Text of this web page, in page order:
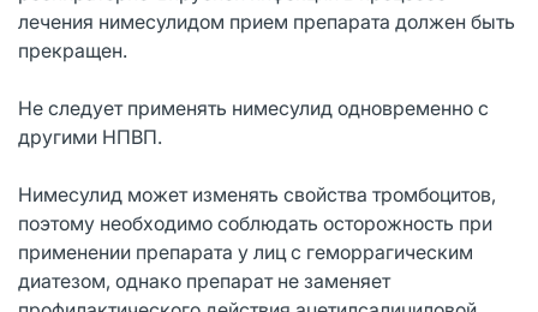
лечения нимесулидом прием препарата должен быть
прекращен.
Не следует применять нимесулид одновременно с
другими НПВП.
Нимесулид может изменять свойства тромбоцитов,
поэтому необходимо соблюдать осторожность при
применении препарата у лиц с геморрагическим
диатезом, однако препарат не заменяет